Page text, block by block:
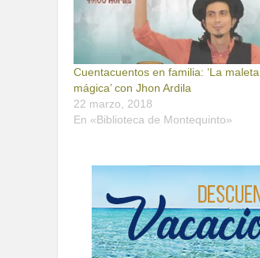
Cuentacuentos en familia: ‘La maleta
mágica’ con Jhon Ardila
22 marzo, 2018
En «Biblioteca de Montequinto»